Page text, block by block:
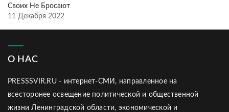
Своих Не Бросают
11 Декабря 2022
О НАС
PRESSSVIR.RU - интернет-СМИ, направленное на
всесторонее освещение политической и общественной
жизни Ленинградской области, экономической и